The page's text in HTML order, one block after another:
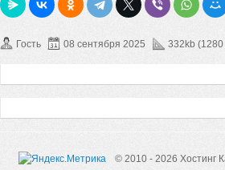
Гость 08 сентября 2025 332kb
© 2010 - 2026 Хостинг